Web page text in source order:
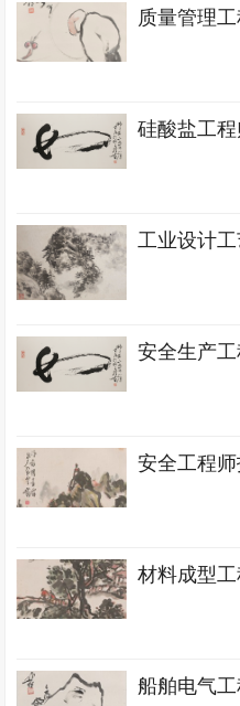
质量管理
硅酸盐工
工业设计
安全生产
安全工程师
材料成型
船舶电气